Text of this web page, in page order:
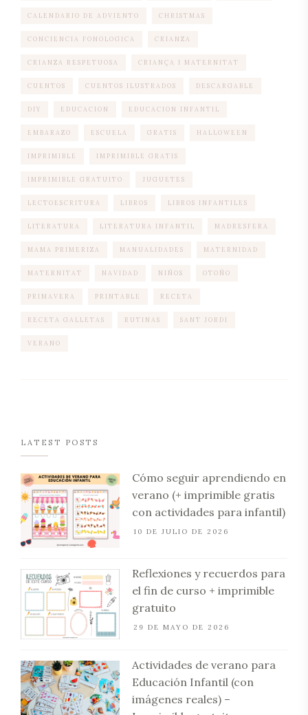
CALENDARIO DE ADVIENTO CHRISTMAS
CONCIENCIA FONOLOGICA CRIANZA
CRIANZA RESPETUOSA CRIANÇA I MATERNITAT
CUENTOS CUENTOS ILUSTRADOS DESCARGABLE
DIY EDUCACION EDUCACION INFANTIL
EMBARAZO ESCUELA GRATIS HALLOWEEN
IMPRIMIBLE IMPRIMIBLE GRATIS
IMPRIMIBLE GRATUITO JUGUETES
LECTOESCRITURA LIBROS LIBROS INFANTILES
LITERATURA LITERATURA INFANTIL MADRESFERA
MAMA PRIMERIZA MANUALIDADES MATERNIDAD
MATERNITAT NAVIDAD NIÑOS OTOÑO
PRIMAVERA PRINTABLE RECETA
RECETA GALLETAS RUTINAS SANT JORDI
VERANO
LATEST POSTS
Cómo seguir aprendiendo en
verano (+ imprimible gratis
con actividades para infantil)
10 DE JULIO DE 2026
Reflexiones y recuerdos para
el fin de curso + imprimible
gratuito
29 DE MAYO DE 2026
Actividades de verano para
Educación Infantil (con
imágenes reales) –